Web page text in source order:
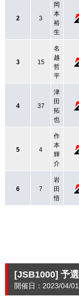
2 3
岡
本
裕
生
3 15
名
越
哲
平
4 37
津
田
拓
也
5 4
作
本
輝
介
6 7
岩
田
悟
[JSB1000] 予選
開催日：2023/04/01